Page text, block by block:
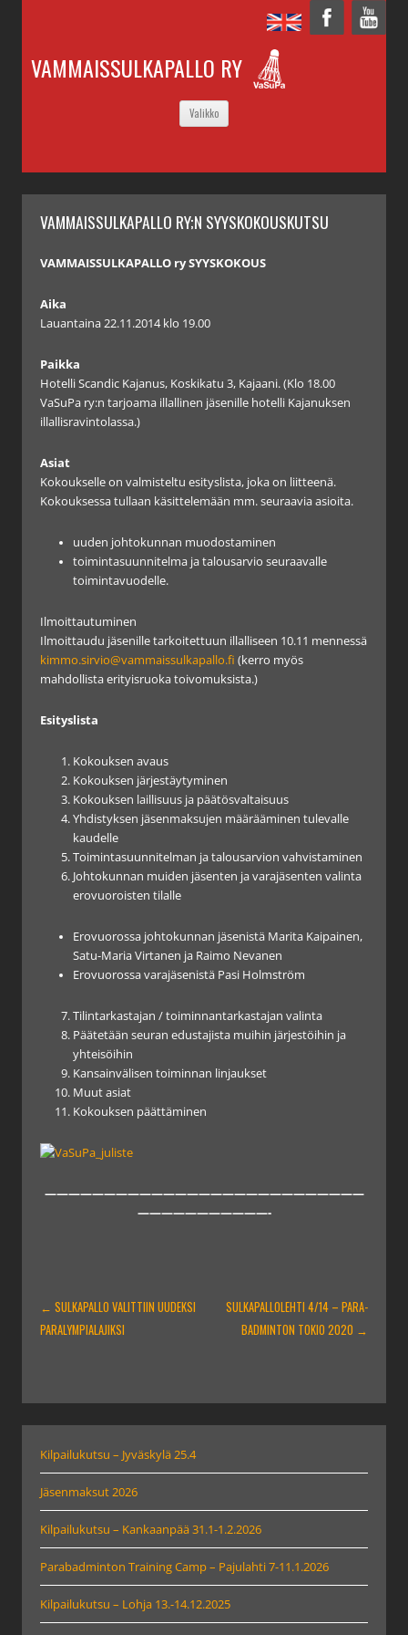
VAMMAISSULKAPALLO RY
Valikko
VAMMAISSULKAPALLO RY;N SYYSKOKOUSKUTSU
VAMMAISSULKAPALLO ry SYYSKOKOUS
Aika
Lauantaina 22.11.2014 klo 19.00
Paikka
Hotelli Scandic Kajanus, Koskikatu 3, Kajaani. (Klo 18.00
VaSuPa ry:n tarjoama illallinen jäsenille hotelli Kajanuksen
illallisravintolassa.)
Asiat
Kokoukselle on valmisteltu esityslista, joka on liitteenä.
Kokouksessa tullaan käsittelemään mm. seuraavia asioita.
uuden johtokunnan muodostaminen
toimintasuunnitelma ja talousarvio seuraavalle
toimintavuodelle.
Ilmoittautuminen
Ilmoittaudu jäsenille tarkoitettuun illalliseen 10.11 mennessä
kimmo.sirvio@vammaissulkapallo.fi (kerro myös
mahdollista erityisruoka toivomuksista.)
Esityslista
Kokouksen avaus
Kokouksen järjestäytyminen
Kokouksen laillisuus ja päätösvaltaisuus
Yhdistyksen jäsenmaksujen määrääminen tulevalle
kaudelle
Toimintasuunnitelman ja talousarvion vahvistaminen
Johtokunnan muiden jäsenten ja varajäsenten valinta
erovuoroisten tilalle
Erovuorossa johtokunnan jäsenistä Marita Kaipainen,
Satu-Maria Virtanen ja Raimo Nevanen
Erovuorossa varajäsenistä Pasi Holmström
Tilintarkastajan / toiminnantarkastajan valinta
Päätetään seuran edustajista muihin järjestöihin ja
yhteisöihin
Kansainvälisen toiminnan linjaukset
Muut asiat
Kokouksen päättäminen
———————————————————————————
———————————-
ARTIKKELIEN
SELAUS
← SULKAPALLO VALITTIIN UUDEKSI
PARALYMPIALAJIKSI
SULKAPALLOLEHTI 4/14 – PARA-
BADMINTON TOKIO 2020 →
Kilpailukutsu – Jyväskylä 25.4
Jäsenmaksut 2026
Kilpailukutsu – Kankaanpää 31.1-1.2.2026
Parabadminton Training Camp – Pajulahti 7-11.1.2026
Kilpailukutsu – Lohja 13.-14.12.2025